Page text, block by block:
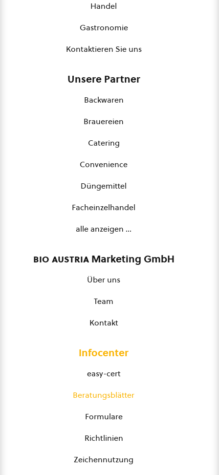
Handel
Gastronomie
Kontaktieren Sie uns
Unsere Partner
Backwaren
Brauereien
Catering
Convenience
Düngemittel
Facheinzelhandel
alle anzeigen …
bio austriaMarketing GmbH
Über uns
Team
Kontakt
Infocenter
easy-cert
Beratungsblätter
Formulare
Richtlinien
Zeichennutzung